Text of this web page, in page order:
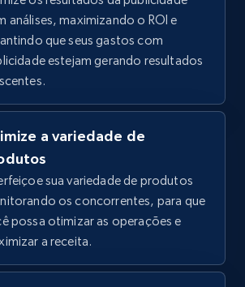
- Collect TikTok shop products
search
Description, Currency, Initial
Discount percent, and more.
- discover records by shop url
Discount percent, and more.
análises, maximizando o ROI e
que seus gastos com
estejam gerando resultados
a variedade de
sua variedade de produtos
os concorrentes, para que
possa otimizar as operações e
a receita.